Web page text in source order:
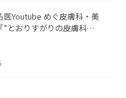
医Youtube めぐ皮膚科・美
”とおりすがりの皮膚科